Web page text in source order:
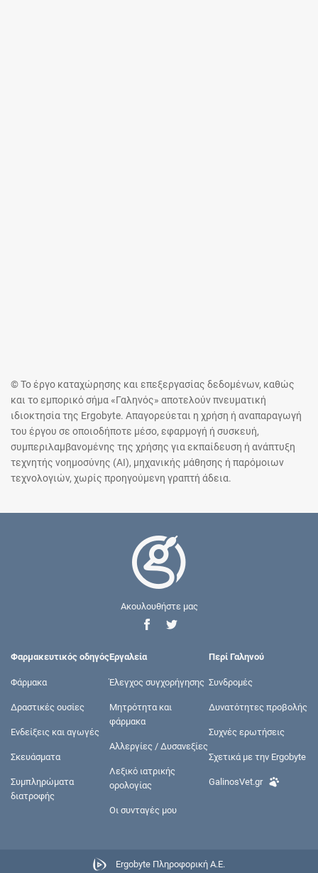
© Το έργο καταχώρησης και επεξεργασίας δεδομένων, καθώς
και το εμπορικό σήμα «Γαληνός» αποτελούν πνευματική
ιδιοκτησία της Ergobyte. Απαγορεύεται η χρήση ή αναπαραγωγή
του έργου σε οποιοδήποτε μέσο, εφαρμογή ή συσκευή,
συμπεριλαμβανομένης της χρήσης για εκπαίδευση ή ανάπτυξη
τεχνητής νοημοσύνης (AI), μηχανικής μάθησης ή παρόμοιων
τεχνολογιών, χωρίς προηγούμενη γραπτή άδεια.
Ακουλουθήστε μας
Φαρμακευτικός οδηγός
Φάρμακα
Δραστικές ουσίες
Ενδείξεις και αγωγές
Σκευάσματα
Συμπληρώματα
διατροφής
Εργαλεία
Έλεγχος συγχορήγησης
Μητρότητα και
φάρμακα
Αλλεργίες / Δυσανεξίες
Λεξικό ιατρικής
ορολογίας
Οι συνταγές μου
Περί Γαληνού
Συνδρομές
Δυνατότητες προβολής
Συχνές ερωτήσεις
Σχετικά με την Ergobyte
GalinosVet.gr
Ergobyte Πληροφορική Α.Ε.